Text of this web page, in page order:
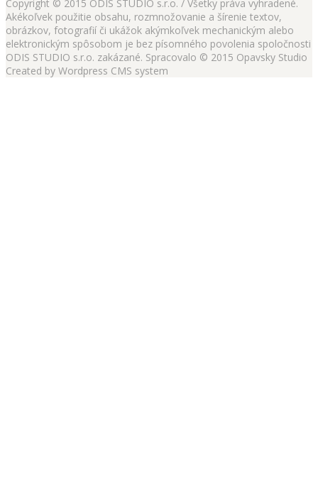
Copyright © 2015 ODIS STUDIO s.r.o. / Všetky práva vyhradené.
Akékoľvek použitie obsahu, rozmnožovanie a šírenie textov,
obrázkov, fotografií či ukážok akýmkoľvek mechanickým alebo
elektronickým spôsobom je bez písomného povolenia spoločnosti
ODIS STUDIO s.r.o. zakázané. Spracovalo © 2015 Opavsky Studio
Created by Wordpress CMS system